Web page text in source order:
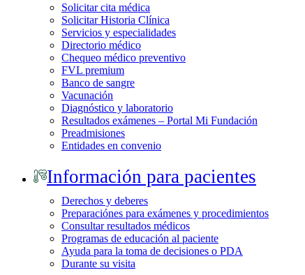
Solicitar cita médica
Solicitar Historia Clínica
Servicios y especialidades
Directorio médico
Chequeo médico preventivo
FVL premium
Banco de sangre
Vacunación
Diagnóstico y laboratorio
Resultados exámenes – Portal Mi Fundación
Preadmisiones
Entidades en convenio
Información para pacientes
Derechos y deberes
Preparaciónes para exámenes y procedimientos
Consultar resultados médicos
Programas de educación al paciente
Ayuda para la toma de decisiones o PDA
Durante su visita